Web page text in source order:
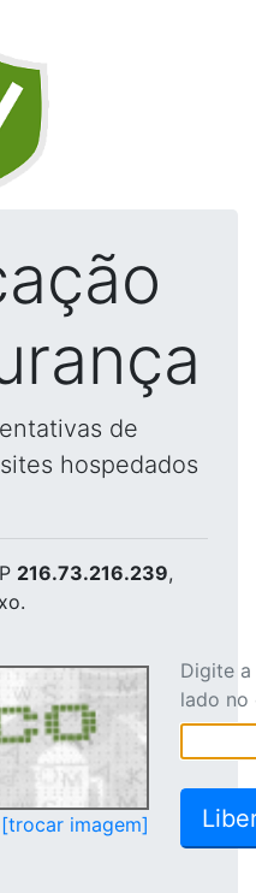
de
hospedados
216.73.216.239,
[trocar imagem]
Digite
lado no